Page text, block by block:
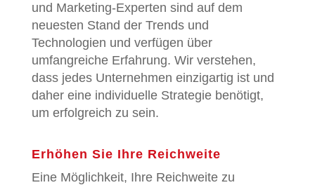
und Marketing-Experten sind auf dem
neuesten Stand der Trends und
Technologien und verfügen über
umfangreiche Erfahrung. Wir verstehen,
dass jedes Unternehmen einzigartig ist und
daher eine individuelle Strategie benötigt,
um erfolgreich zu sein.
Erhöhen Sie Ihre Reichweite
Eine Möglichkeit, Ihre Reichweite zu